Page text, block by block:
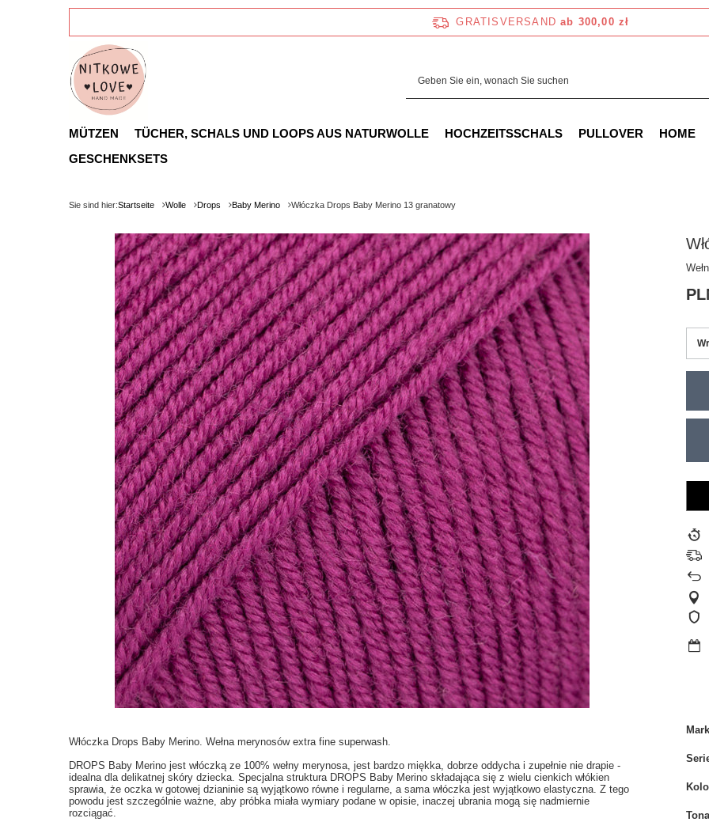
GRATISVERSAND ab 300,00 zł
MÜTZEN TÜCHER, SCHALS UND LOOPS AUS NATURWOLLE HOCHZEITSSCHALS PULLOVER
HOME
GESCHENKSETS
Sie sind hier:Startseite Wolle Drops Baby Merino Włóczka Drops Baby Merino 13 granatowy
Włóczka Drops Baby Merino. Wełna merynosów extra fine superwash.
DROPS Baby Merino jest włóczką ze 100% wełny merynosa, jest bardzo miękka, dobrze oddycha i zupełnie nie drapie -
idealna dla delikatnej skóry dziecka. Specjalna struktura DROPS Baby Merino składająca się z wielu cienkich włókien
sprawia, że oczka w gotowej dzianinie są wyjątkowo równe i regularne, a sama włóczka jest wyjątkowo elastyczna. Z tego
powodu jest szczególnie ważne, aby próbka miała wymiary podane w opisie, inaczej ubrania mogą się nadmiernie
rozciągać.